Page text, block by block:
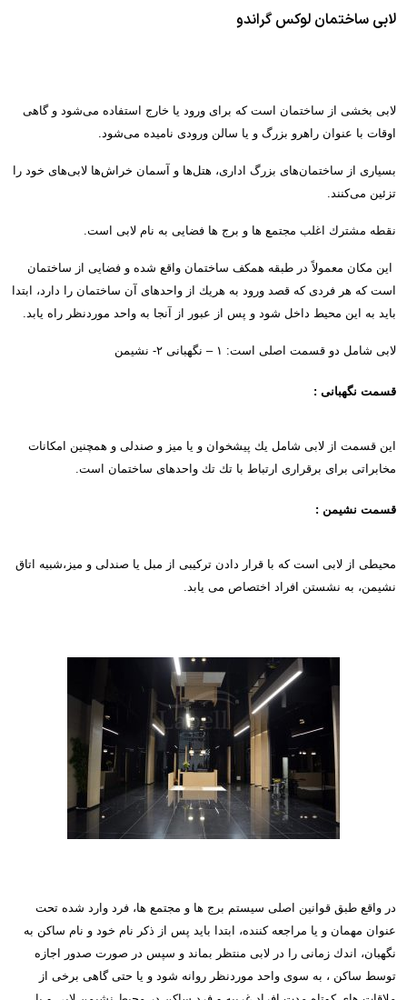
لابی ساختمان لوکس گراندو
لابی بخشی از ساختمان است که برای ورود یا خارج استفاده می‌شود و گاهی
اوقات با عنوان راهرو بزرگ و یا سالن ورودی نامیده می‌شود.
بسیاری از ساختمان‌های بزرگ اداری، هتل‌ها و آسمان خراش‌ها لابی‌های خود را
تزئین می‌کنند.
نقطه مشترك اغلب مجتمع ها و برج ها فضایی به نام لابی است.
این مكان معمولاً در طبقه همكف ساختمان واقع شده و فضایی از ساختمان
است كه هر فردی كه قصد ورود به هریك از واحدهای آن ساختمان را دارد، ابتدا
باید به این محیط داخل شود و پس از عبور از آنجا به واحد موردنظر راه یابد.
لابی شامل دو قسمت اصلی است: ۱ – نگهبانی ۲- نشیمن
قسمت نگهبانی :
این قسمت از لابی شامل یك پیشخوان و یا میز و صندلی و همچنین امكانات
مخابراتی برای برقراری ارتباط با تك تك واحدهای ساختمان است.
قسمت نشیمن :
محیطی از لابی است كه با قرار دادن تركیبی از مبل یا صندلی و میز،شبیه اتاق
نشیمن، به نشستن افراد اختصاص می یابد.
در واقع طبق قوانین اصلی سیستم برج ها و مجتمع ها، فرد وارد شده تحت
عنوان مهمان و یا مراجعه كننده، ابتدا باید پس از ذكر نام خود و نام ساكن به
نگهبان، اندك زمانی را در لابی منتظر بماند و سپس در صورت صدور اجازه
توسط ساكن ، به سوی واحد موردنظر روانه شود و یا حتی گاهی برخی از